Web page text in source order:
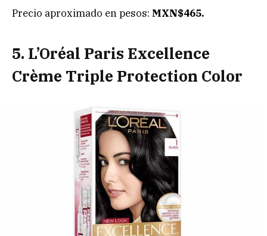
Precio aproximado en pesos: MXN$465.
5. L’Oréal Paris Excellence
Crème Triple Protection Color